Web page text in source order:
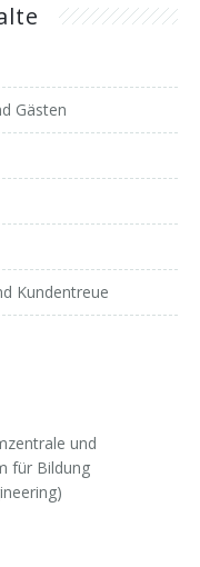
Gästen
Kundentreue
und
für Bildung